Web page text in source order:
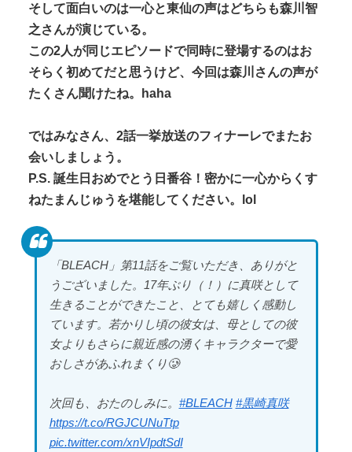
そして面白いのは一心と東仙の声はどちらも森川智
之さんが演じている。
この2人が同じエピソードで同時に登場するのはお
そらく初めてだと思うけど、今回は森川さんの声が
たくさん聞けたね。haha
ではみなさん、2話一挙放送のフィナーレでまたお
会いしましょう。
P.S. 誕生日おめでとう日番谷！密かに一心からくす
ねたまんじゅうを堪能してください。lol
「BLEACH」第11話をご覧いただき、ありがと
うございました。17年ぶり（！）に真咲として
生きることができたこと、とても嬉しく感動し
ています。若かりし頃の彼女は、母としての彼
女よりもさらに親近感の湧くキャラクターで愛
おしさがあふれまくり🥲
次回も、おたのしみに。 #BLEACH #黒崎真咲
https://t.co/RGJCUNuTtp
pic.twitter.com/xnVIpdtSdI